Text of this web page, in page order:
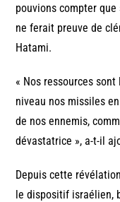
pouvions compter
ne ferait preuve de
Hatami.
« Nos ressources
niveau nos missiles
de nos ennemis,
dévastatrice », a-t-il
Depuis cette
le dispositif israélien,